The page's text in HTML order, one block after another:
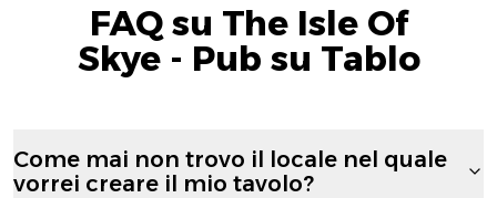
FAQ su The Isle Of
Skye - Pub su Tablo
Come mai non trovo il locale nel quale
vorrei creare il mio tavolo?